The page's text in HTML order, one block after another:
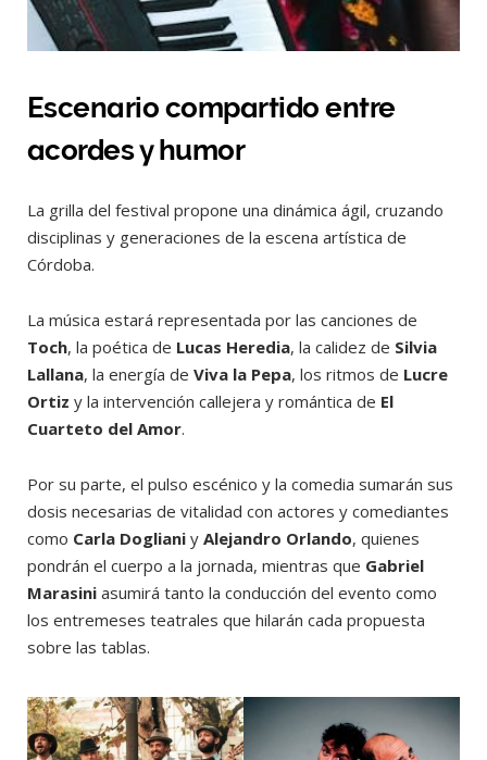
Escenario compartido entre
acordes y humor
La grilla del festival propone una dinámica ágil, cruzando
disciplinas y generaciones de la escena artística de
Córdoba.
La música estará representada por las canciones de
Toch, la poética de Lucas Heredia, la calidez de Silvia
Lallana, la energía de Viva la Pepa, los ritmos de Lucre
Ortiz y la intervención callejera y romántica de El
Cuarteto del Amor.
Por su parte, el pulso escénico y la comedia sumarán sus
dosis necesarias de vitalidad con actores y comediantes
como Carla Dogliani y Alejandro Orlando, quienes
pondrán el cuerpo a la jornada, mientras que Gabriel
Marasini asumirá tanto la conducción del evento como
los entremeses teatrales que hilarán cada propuesta
sobre las tablas.